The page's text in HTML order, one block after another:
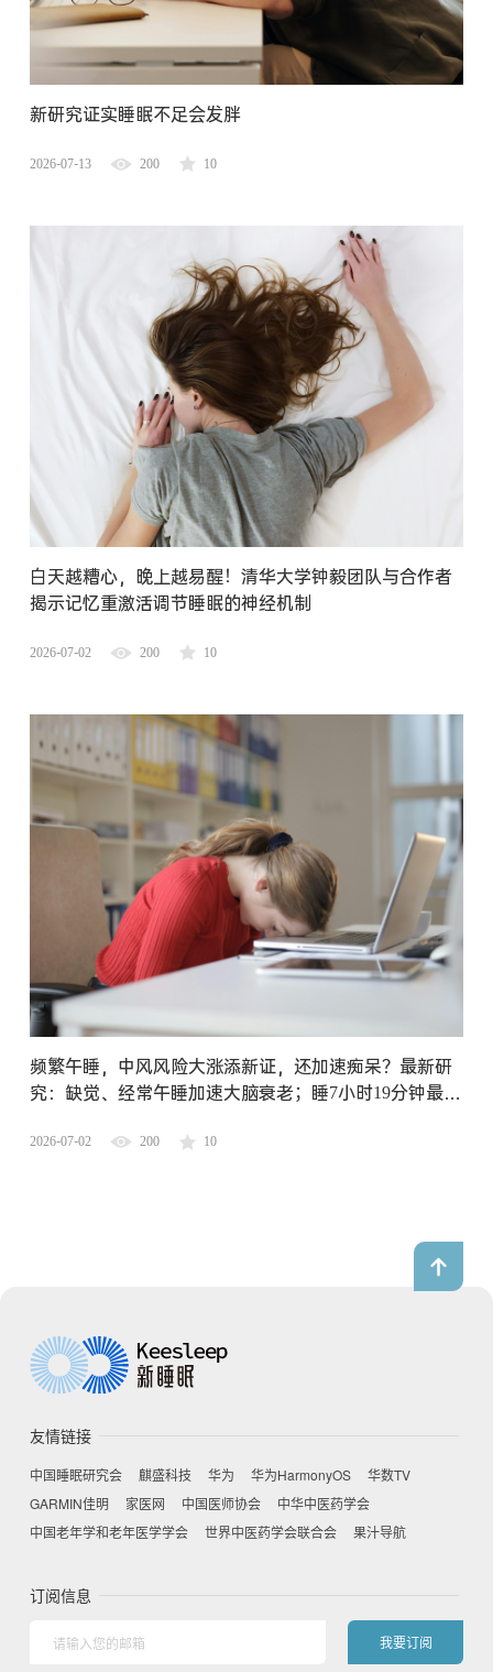
新研究证实睡眠不足会发胖
2026-07-13 200 10
白天越糟心，晚上越易醒！清华大学钟毅团队与合作者
揭示记忆重激活调节睡眠的神经机制
2026-07-02 200 10
频繁午睡，中风风险大涨添新证，还加速痴呆？最新研
究：缺觉、经常午睡加速大脑衰老；睡7小时19分钟最有
2026-07-02 200 10
友情链接
中国睡眠研究会 麒盛科技 华为 华为HarmonyOS
华数TV
GARMIN佳明
家医网 中国医师协会
中华中医药学会
中国老年学和老年医学学会
世界中医药学会联合会 果汁导航
订阅信息